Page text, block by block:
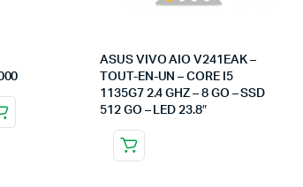
ASUS VIVO AIO V241EAK –
TOUT-EN-UN – CORE I5
1135G7 2.4 GHZ – 8 GO – SSD
512 GO – LED 23.8″